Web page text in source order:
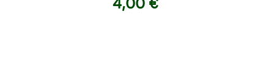
4,00 €